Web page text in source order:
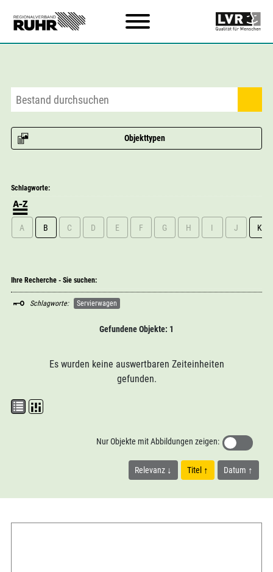
Objekttypen
Gefundene Objekte: 1
Es wurden keine auswertbaren Zeiteinheiten
gefunden.
Relevanz Titel Datum
Nur Objekte mit Abbildungen zeigen:
Schlagworte:
A B C D E F G H I J K
Ihre Recherche - Sie suchen:
Schlagworte: Servierwagen